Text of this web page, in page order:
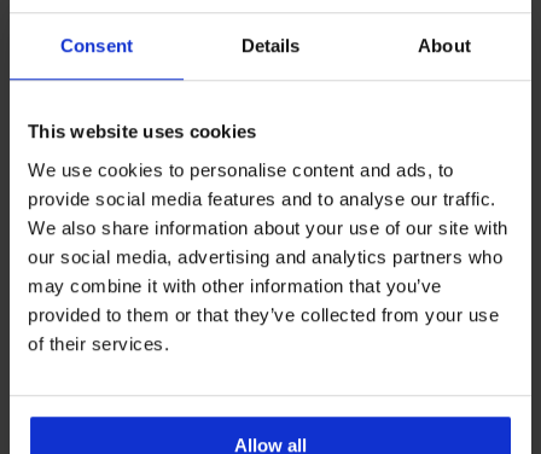
Consent Details About
This website uses cookies
We use cookies to personalise content and ads, to
provide social media features and to analyse our traffic.
We also share information about your use of our site with
our social media, advertising and analytics partners who
may combine it with other information that you’ve
provided to them or that they’ve collected from your use
of their services.
Allow all
-20 % BRA20
4,6
Anastasia bélés nélküli
pamut melltartó
17 440 FtkódBRA20
-30%
Noemi szivacs nélküli